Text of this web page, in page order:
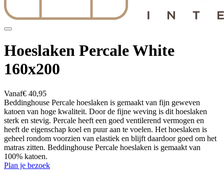
Hoeslaken Percale White
160x200
Vanaf€ 40,95
Beddinghouse Percale hoeslaken is gemaakt van fijn geweven
katoen van hoge kwaliteit. Door de fijne weving is dit hoeslaken
sterk en stevig. Percale heeft een goed ventilerend vermogen en
heeft de eigenschap koel en puur aan te voelen. Het hoeslaken is
geheel rondom voorzien van elastiek en blijft daardoor goed om het
matras zitten. Beddinghouse Percale hoeslaken is gemaakt van
100% katoen.
Plan je bezoek